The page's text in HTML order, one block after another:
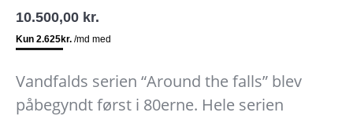
10.500,00 kr.
Vandfalds serien “Around the falls” blev
påbegyndt først i 80erne. Hele serien